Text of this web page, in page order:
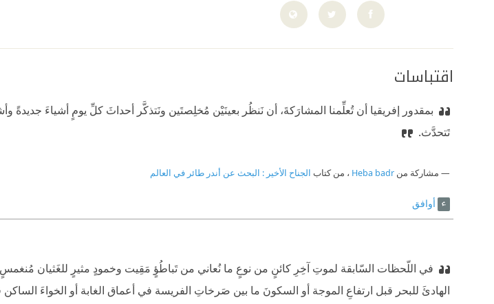
اقتباسات
بمقدور إفريقيا أن تُعلِّمنا المشارَكةَ، أن نَنظُر بعينَيْن مُخلِصتَين ونَتذكَّر أحداثَ كلِّ يومٍ أشياءَ
تَتحدَّث.
مشاركة منHeba badr ، من كتاب الجناح الأخير : البحث عن أندر طائر في العالم
أوافق
في اللّحظات السّابقة لموتِ آخِرِ كائنٍ من نوعٍ ما نُعاني من تَباطُؤٍ مَقِيت وخمودٍ مثيرٍ للغَثيان
الهادئَ للبحر قبل ارتفاعِ الموجة أو السكونَ ما بين صَرخاتِ الفريسة في أعماق الغابة أو الخواءَ